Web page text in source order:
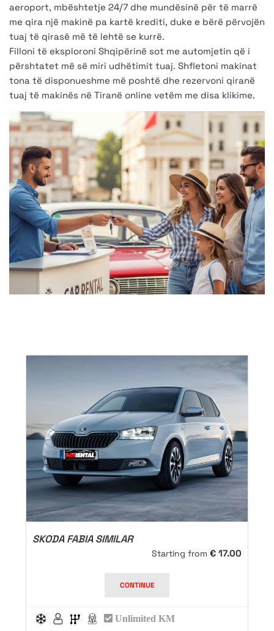
aeroport, mbështetje 24/7 dhe mundësinë për të marrë
me qira një makinë pa kartë krediti, duke e bërë përvojën
tuaj të qirasë më të lehtë se kurrë.
Filloni të eksploroni Shqipërinë sot me automjetin që i
përshtatet më së miri udhëtimit tuaj. Shfletoni makinat
tona të disponueshme më poshtë dhe rezervoni qiranë
tuaj të makinës në Tiranë online vetëm me disa klikime.
SKODA FABIA SIMILAR
Starting from € 17.00
CONTINUE
Unlimited KM